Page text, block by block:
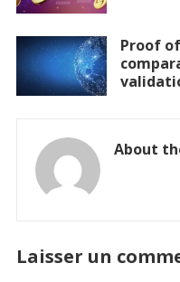
Proof
About
Laisser un